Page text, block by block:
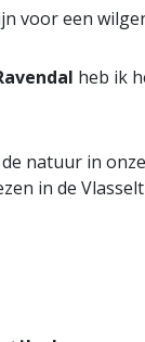
voor een
heb ik
natuur in onze
in de